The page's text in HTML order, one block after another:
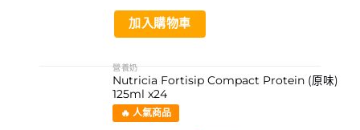
加入購物車
營養奶
Nutricia Fortisip Compact Protein (原味)
125ml x24
🔥 人氣商品